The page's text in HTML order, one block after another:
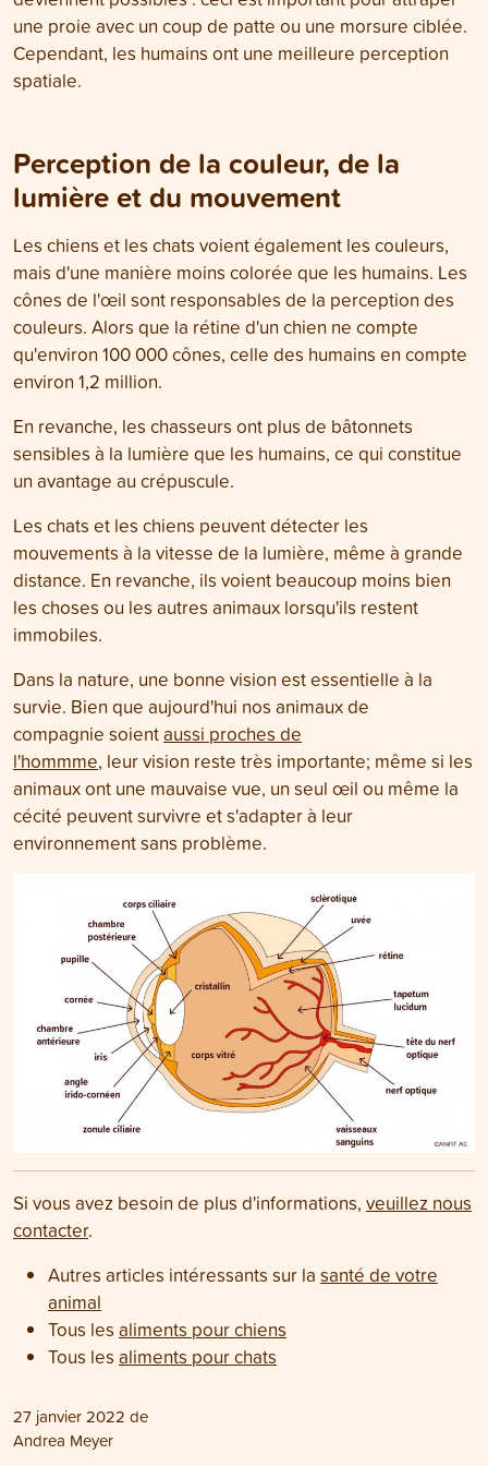
une proie avec un coup de patte ou une morsure ciblée.
Cependant, les humains ont une meilleure perception
spatiale.
Perception de la couleur, de la
lumière et du mouvement
Les chiens et les chats voient également les couleurs,
mais d'une manière moins colorée que les humains. Les
cônes de l'œil sont responsables de la perception des
couleurs. Alors que la rétine d'un chien ne compte
qu'environ 100 000 cônes, celle des humains en compte
environ 1,2 million.
En revanche, les chasseurs ont plus de bâtonnets
sensibles à la lumière que les humains, ce qui constitue
un avantage au crépuscule.
Les chats et les chiens peuvent détecter les
mouvements à la vitesse de la lumière, même à grande
distance. En revanche, ils voient beaucoup moins bien
les choses ou les autres animaux lorsqu'ils restent
immobiles.
Dans la nature, une bonne vision est essentielle à la
survie. Bien que aujourd'hui nos animaux de
compagnie soient aussi proches de
l'hommme, leur vision reste très importante; même si les
animaux ont une mauvaise vue, un seul œil ou même la
cécité peuvent survivre et s'adapter à leur
environnement sans problème.
Si vous avez besoin de plus d'informations, veuillez nous
contacter.
Autres articles intéressants sur la santé de votre
animal
Tous les aliments pour chiens
Tous les aliments pour chats
27 janvier 2022 de
Andrea Meyer